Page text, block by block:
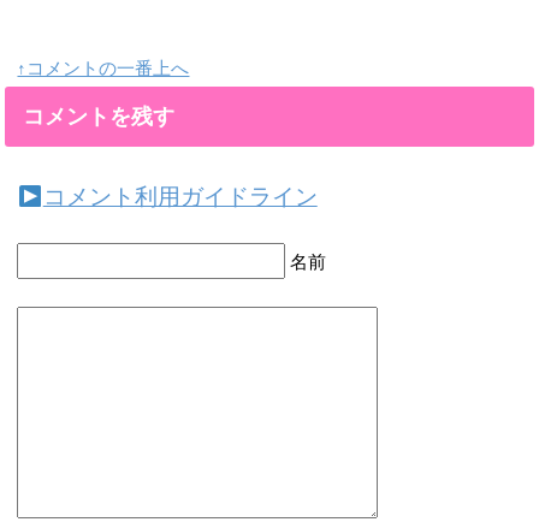
↑コメントの一番上へ
コメントを残す
コメント利用ガイドライン
名前